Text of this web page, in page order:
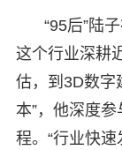
“95后”陆
这个行业深耕
估，到3D数字
本”，他深度
程。“行业快速